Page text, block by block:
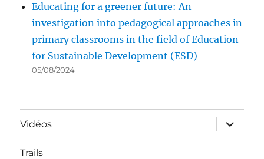
Educating for a greener future: An
investigation into pedagogical approaches in
primary classrooms in the field of Education
for Sustainable Development (ESD)
05/08/2024
Vidéos
ouvrir
le
sous-
Trails